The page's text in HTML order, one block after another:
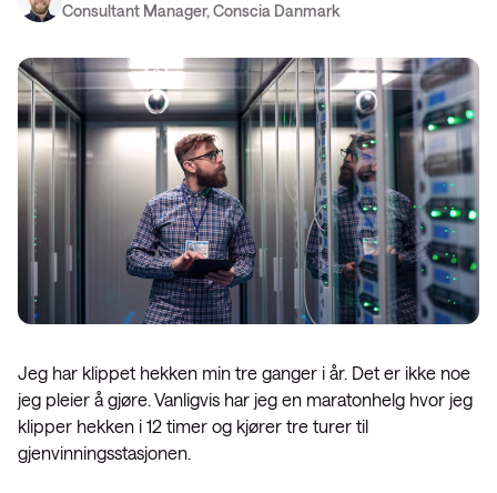
Consultant Manager, Conscia Danmark
Jeg har klippet hekken min tre ganger i år. Det er ikke noe
jeg pleier å gjøre. Vanligvis har jeg en maratonhelg hvor jeg
klipper hekken i 12 timer og kjører tre turer til
gjenvinningsstasjonen.